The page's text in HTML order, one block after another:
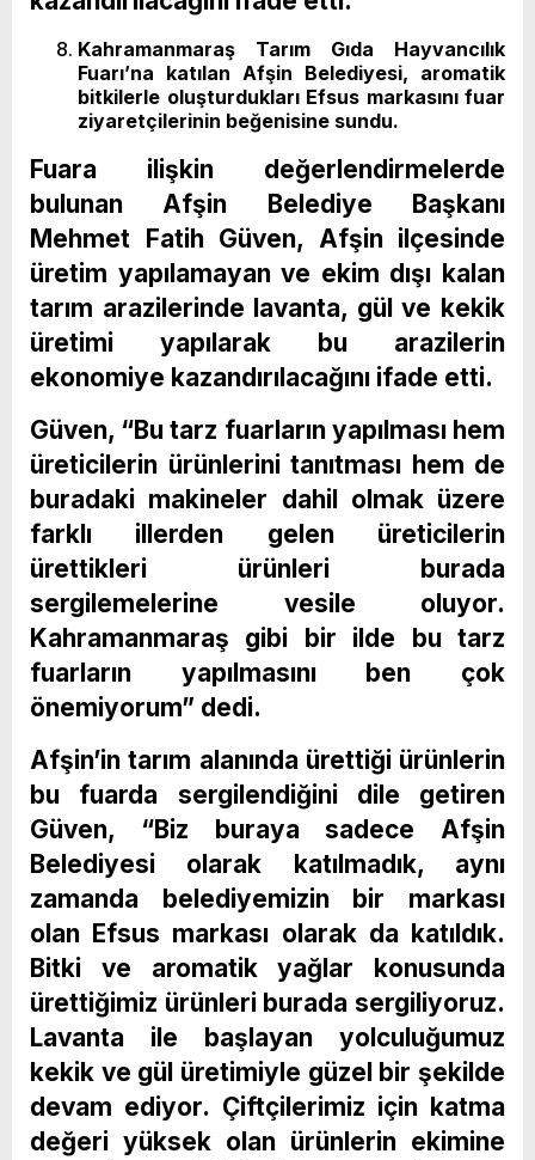
Kahramanmaraş Tarım Gıda Hayvancılık
Fuarı’na katılan Afşin Belediyesi, aromatik
bitkilerle oluşturdukları Efsus markasını fuar
ziyaretçilerinin beğenisine sundu.
Fuara ilişkin değerlendirmelerde
bulunan Afşin Belediye Başkanı
Mehmet Fatih Güven, Afşin ilçesinde
üretim yapılamayan ve ekim dışı kalan
tarım arazilerinde lavanta, gül ve kekik
üretimi yapılarak bu arazilerin
ekonomiye kazandırılacağını ifade etti.
Güven, “Bu tarz fuarların yapılması hem
üreticilerin ürünlerini tanıtması hem de
buradaki makineler dahil olmak üzere
farklı illerden gelen üreticilerin
ürettikleri ürünleri burada
sergilemelerine vesile oluyor.
Kahramanmaraş gibi bir ilde bu tarz
fuarların yapılmasını ben çok
önemiyorum” dedi.
Afşin’in tarım alanında ürettiği ürünlerin
bu fuarda sergilendiğini dile getiren
Güven, “Biz buraya sadece Afşin
Belediyesi olarak katılmadık, aynı
zamanda belediyemizin bir markası
olan Efsus markası olarak da katıldık.
Bitki ve aromatik yağlar konusunda
ürettiğimiz ürünleri burada sergiliyoruz.
Lavanta ile başlayan yolculuğumuz
kekik ve gül üretimiyle güzel bir şekilde
devam ediyor. Çiftçilerimiz için katma
değeri yüksek olan ürünlerin ekimine